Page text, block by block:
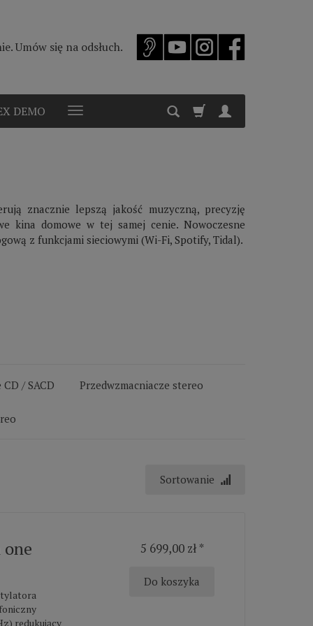
Umów się na odsłuch.
DEMO
znacznie lepszą jakość muzyczną, precyzję
kina domowe w tej samej cenie. Nowoczesne
z funkcjami sieciowymi (Wi-Fi, Spotify, Tidal).
/ SACD Przedwzmacniacze stereo
Sortowanie
redukujący
5 699,00 zł *
Do koszyka